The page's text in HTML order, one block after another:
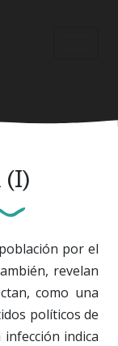
(I)
por el
revelan
como una
políticos de
indica